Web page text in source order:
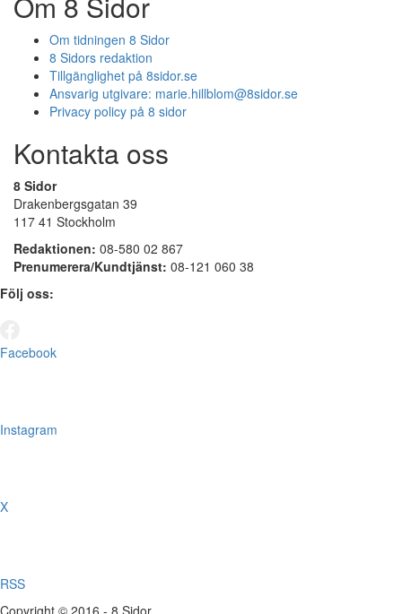
Om tidningen 8 Sidor
8 Sidors redaktion
Tillgänglighet på 8sidor.se
Ansvarig utgivare: marie.hillblom@8sidor.se
Privacy policy på 8 sidor
Kontakta oss
8 Sidor
Drakenbergsgatan 39
117 41 Stockholm
Redaktionen: 08-580 02 867
Prenumerera/Kundtjänst: 08-121 060 38
Följ oss:
Facebook
Instagram
X
RSS